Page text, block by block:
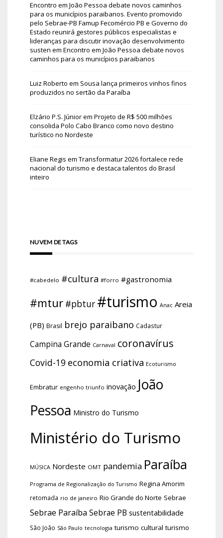
Encontro em João Pessoa debate novos caminhos
para os municípios paraibanos. Evento promovido
pelo Sebrae-PB Famup Fecomércio PB e Governo do
Estado reunirá gestores públicos especialistas e
lideranças para discutir inovação desenvolvimento
susten em Encontro em João Pessoa debate novos
caminhos para os municípios paraibanos
Luiz Roberto em Sousa lança primeiros vinhos finos
produzidos no sertão da Paraíba
Elzário P.S. Júniorem Projeto de R$ 500 milhões
consolida Polo Cabo Branco como novo destino
turístico no Nordeste
Eliane Regis em Transformatur 2026 fortalece rede
nacional do turismo e destaca talentos do Brasil
inteiro
NUVEM DE TAGS
#cabedelo #cultura #forro #gastronomia
#mtur #pbtur #turismo Anac Areia
(PB) Brasil brejo paraibano Cadastur
Campina Grande Carnaval coronavírus
Covid-19 economia criativa Ecoturismo
Embratur engenho triunfo inovação João
Pessoa Ministro do Turismo
Ministério do Turismo
MÚSICA Nordeste OMT pandemia Paraíba
Programa de Regionalização do Turismo Regina Amorim
retomada rio de janeiro Rio Grande do Norte Sebrae
Sebrae Paraíba Sebrae PB sustentabilidade
São João São Paulo tecnologia turismo cultural turismo